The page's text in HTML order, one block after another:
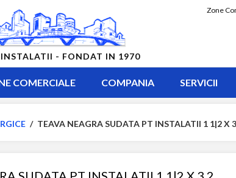
INSTALATII - FONDAT IN 1970
Zone
COMERCIALE COMPANIA SERVICII
/ TEAVA NEAGRA SUDATA PT INSTALATII 1 1|2 X